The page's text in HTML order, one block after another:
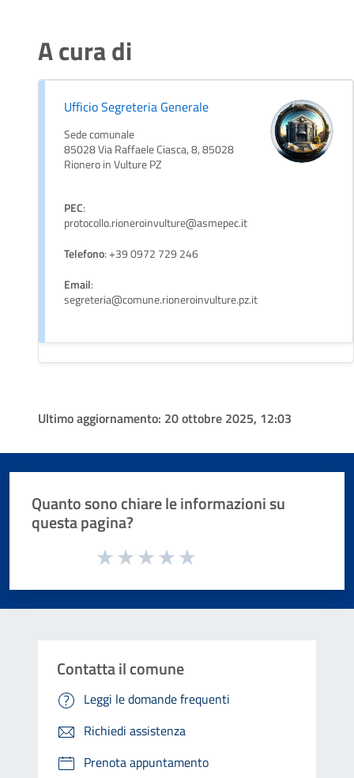
A cura di
Ufficio Segreteria Generale
Sede comunale
85028 Via Raffaele Ciasca, 8, 85028
Rionero in Vulture PZ
PEC:
protocollo.rioneroinvulture@asmepec.it
Telefono: +39 0972 729 246
Email:
segreteria@comune.rioneroinvulture.pz.it
Ultimo aggiornamento: 20 ottobre 2025, 12:03
Quanto sono chiare le informazioni su
questa pagina?
Valuta da 1 a 5 stelle la pagina
Contatta il comune
Leggi le domande frequenti
Richiedi assistenza
Prenota appuntamento